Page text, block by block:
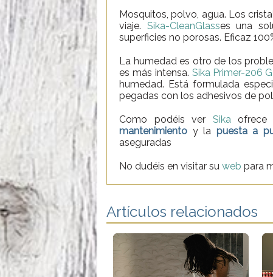
Mosquitos, polvo, agua. Los
viaje. Sika-CleanGlasses una
superficies no porosas. Eficaz
La humedad es otro de los
es más intensa.Sika Primer-206
humedad. Está formulada
pegadas con los adhesivos de
Como podéis ver Sikaofrece
mantenimiento y la puesta a
aseguradas
No dudéis en visitar su web para
Artículos relacionados